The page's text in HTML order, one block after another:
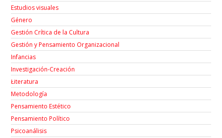
Estudios visuales
Género
Gestión Crítica de la Cultura
Gestión y Pensamiento Organizacional
Infancias
Investigación-Creación
Łiteratura
Metodología
Pensamiento Estético
Pensamiento Político
Psicoanálisis